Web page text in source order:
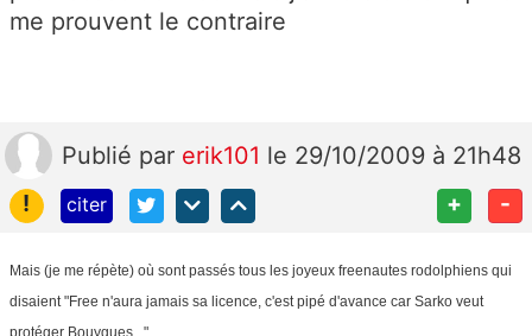
me prouvent le contraire
Publié par erik101 le 29/10/2009 à 21h48
!
citer + -
Mais (je me répète) où sont passés tous les joyeux freenautes rodolphiens qui
disaient "Free n'aura jamais sa licence, c'est pipé d'avance car Sarko veut
protéger Bouygues..."